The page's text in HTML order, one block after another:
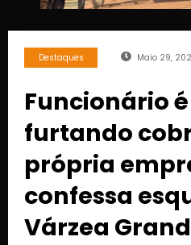
Destaques Maio 29,
Funcionário
furtando
própria
confessa
Várzea